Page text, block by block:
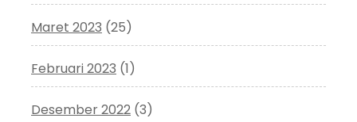
Maret 2023 (25)
Februari 2023 (1)
Desember 2022 (3)